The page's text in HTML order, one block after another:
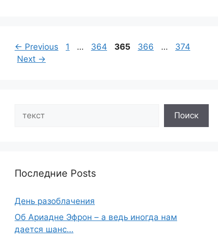
← Previous Page
1 … Page
364 Page
365 Page
366 … Page
374
Next →
Поиск
Последние Posts
День разоблачения
Об Ариадне Эфрон – а ведь иногда нам
дается шанс…